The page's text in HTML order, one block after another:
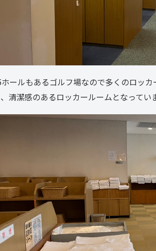
ールもあるゴルフ場なので多くのロッ
清潔感のあるロッカールームとなってい